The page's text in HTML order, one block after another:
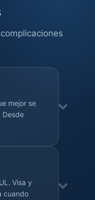
mejor se
Desde
Visa y
cuando